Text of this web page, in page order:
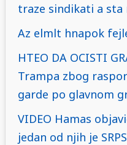
traze sindikati a sta
Az elmlt hnapok
HTEO DA OCISTI
Trampa zbog
garde po glavnom
VIDEO Hamas
jedan od njih je